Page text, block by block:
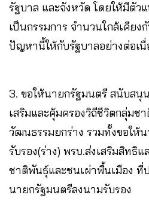
รัฐบาล และจังหวัด โดยให้มีตัว
เป็นกรรมการ จำนวนใกล้เคียง
ปัญหานี้ให้กับรัฐบาลอย่างต่อเนื่
3. ขอให้นายกรัฐมนตรี สนับสนุ
เสริมและคุ้มครองวิถีชีวิตกลุ่มช
วัฒนธรรมยกร่าง รวมทั้งขอให้
รับรอง(ร่าง) พรบ.ส่งเสริมสิทธิ
ชาติพันธุ์และชนเผ่าพื้นเมือง ที่
นายกรัฐมนตรีลงนามรับรอง